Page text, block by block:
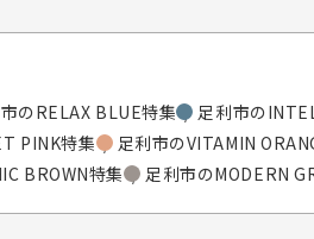
のRELAX BLUE特集 足利市の
PINK特集 足利市のVITAMIN
BROWN特集 足利市のMODERN